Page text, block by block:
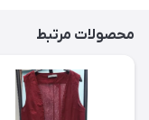
محصولات مرتبط